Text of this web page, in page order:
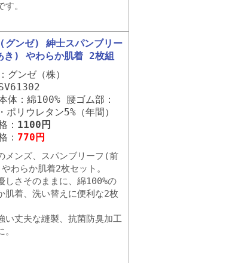
す。
グンゼ) 紳士スパンブリー
き) やわらか肌着 2枚組
グンゼ（株）
体：綿100% 腰ゴム部：
ポリウレタン5%（年間）
： 1100円
： 770円
メンズ、スパンブリーフ(前
わらか肌着2枚セット。
しさそのままに、綿100%の
肌着、洗い替えに便利な2枚
い丈夫な縫製、抗菌防臭加工